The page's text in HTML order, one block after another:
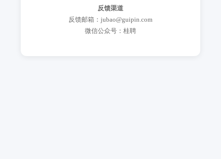
反馈渠道
反馈邮箱：jubao@guipin.com
微信公众号：桂聘